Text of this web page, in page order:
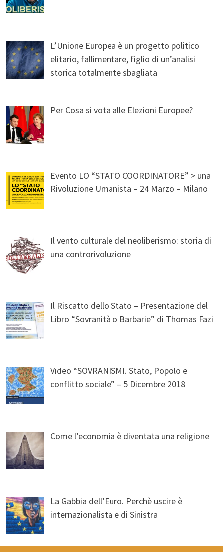
L’Unione Europea è un progetto politico
elitario, fallimentare, figlio di un’analisi
storica totalmente sbagliata
Per Cosa si vota alle Elezioni Europee?
Evento LO “STATO COORDINATORE” > una
Rivoluzione Umanista – 24 Marzo – Milano
Il vento culturale del neoliberismo: storia di
una controrivoluzione
Il Riscatto dello Stato – Presentazione del
Libro “Sovranità o Barbarie” di Thomas Fazi
Video “SOVRANISMI. Stato, Popolo e
conflitto sociale” – 5 Dicembre 2018
Come l’economia è diventata una religione
La Gabbia dell’Euro. Perchè uscire è
internazionalista e di Sinistra